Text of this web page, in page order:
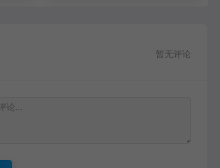
暂无评论